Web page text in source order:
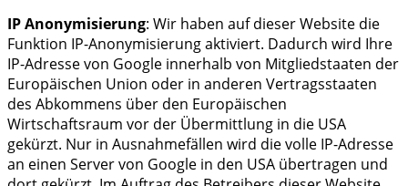
IP Anonymisierung: Wir haben auf dieser Website die
Funktion IP-Anonymisierung aktiviert. Dadurch wird Ihre
IP-Adresse von Google innerhalb von Mitgliedstaaten der
Europäischen Union oder in anderen Vertragsstaaten
des Abkommens über den Europäischen
Wirtschaftsraum vor der Übermittlung in die USA
gekürzt. Nur in Ausnahmefällen wird die volle IP-Adresse
an einen Server von Google in den USA übertragen und